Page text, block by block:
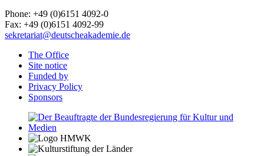
Phone: +49 (0)6151 4092-0
Fax: +49 (0)6151 4092-99
sekretariat@deutscheakademie.de
The Office
Site notice
Funded by
Privacy Policy
Sponsors